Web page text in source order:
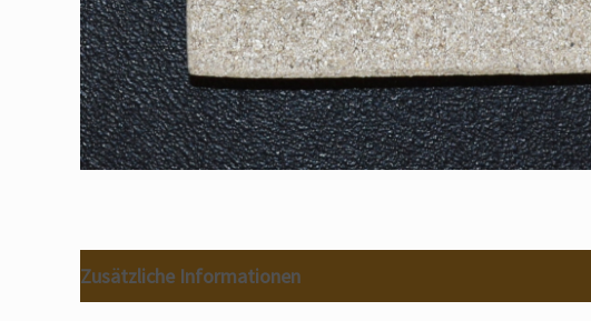
Zusätzliche Informationen